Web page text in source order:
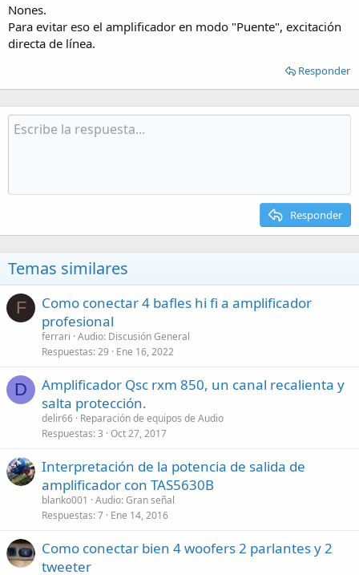
Nones.
Para evitar eso el amplificador en modo "Puente", excitación
directa de línea.
Responder
Responder
Temas similares
F
Como conectar 4 bafles hi fi a amplificador
profesional
ferrari Audio: Discusión General
Respuestas 29 Ene 16, 2022
D
Amplificador Qsc rxm 850, un canal recalienta y
salta protección.
delir66 Reparación de equipos de Audio
Respuestas 3 Oct 27, 2017
Interpretación de la potencia de salida de
amplificador con TAS5630B
blanko001
Audio: Gran señal
Respuestas 7 Ene 14, 2016
Como conectar bien 4 woofers 2 parlantes y 2
tweeter